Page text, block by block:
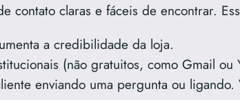
contato claras e fáceis de encontrar.
a credibilidade da loja.
(não gratuitos, como Gmail ou
enviando uma pergunta ou